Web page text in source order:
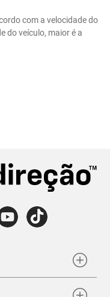
com a velocidade do
do veículo, maior é a